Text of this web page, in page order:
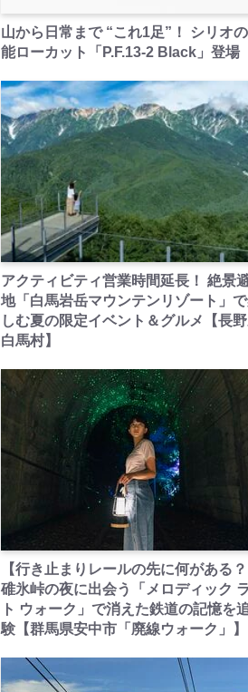
山から日常まで “これ1足”！ シリオ
能ローカット「P.F.13-2 Black」登場
アクティビティ営業時間延長！ 絶景
地「白馬岩岳マウンテンリゾート」
しむ夏の限定イベント＆グルメ【長
白馬村】
【行き止まりレールの先に何がある？
碓氷峠の夜に出会う「メロディック
ト ウォーク」で消えた鉄道の記憶を
験【群馬県安中市「廃線ウォーク」】